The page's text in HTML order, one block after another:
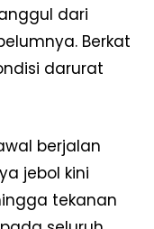
dari
Berkat
darurat
berjalan
jebol kini
tekanan